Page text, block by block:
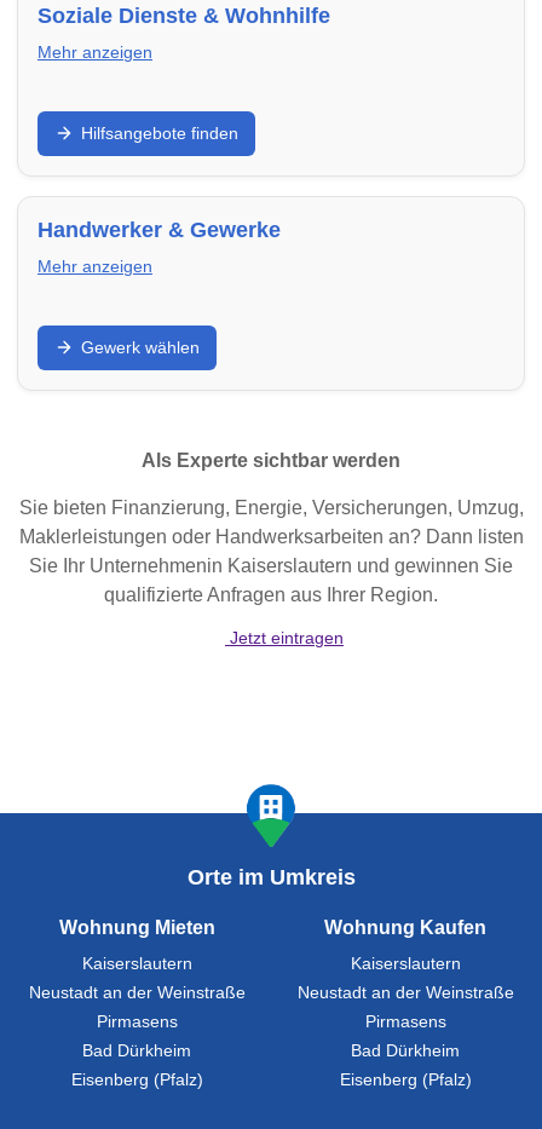
Soziale Dienste & Wohnhilfe
Mehr anzeigen
Unterstützung bei Wohnungssuche,
Wohnraumsicherung oder schwierigen Lebenslagen:
Finde Beratungsstellen und Hilfsangebote in
Hilfsangebote finden
Handwerker & Gewerke
Mehr anzeigen
Renovieren, sanieren, modernisieren: Finde
Handwerker in Kaiserslautern nach Gewerk – von
Elektrik über Heizung bis Dach und Fenster.
Gewerk wählen
Als Experte sichtbar werden
Sie bieten Finanzierung, Energie, Versicherungen, Umzug,
Maklerleistungen oder Handwerksarbeiten an? Dann listen
Sie Ihr Unternehmenin Kaiserslautern und gewinnen Sie
qualifizierte Anfragen aus Ihrer Region.
Jetzt eintragen
Orte im Umkreis
Wohnung Mieten
Kaiserslautern
Neustadt an der Weinstraße
Pirmasens
Bad Dürkheim
Eisenberg (Pfalz)
Wohnung Kaufen
Kaiserslautern
Neustadt an der Weinstraße
Pirmasens
Bad Dürkheim
Eisenberg (Pfalz)